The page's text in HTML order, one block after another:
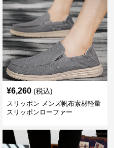
¥6,260 (税込)
スリッポン メンズ帆布素材軽量
スリッポンローファー